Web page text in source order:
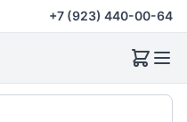
+7 (923) 440-00-64